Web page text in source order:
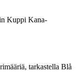
Kuppi Kana-
tarkastella Blå